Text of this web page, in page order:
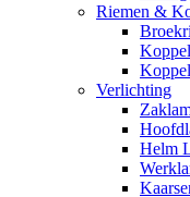
Riemen &
Verlichting
Helm